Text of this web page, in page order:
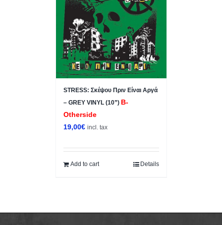
STRESS: Σκέψου Πριν Είναι Αργά
– GREY VINYL (10”) B-
Otherside
19,00€ incl. tax
Add to cart Details